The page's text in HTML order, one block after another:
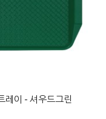
레이 - 셔우드그린